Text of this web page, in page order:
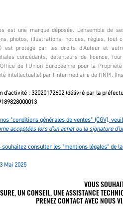
est une marque déposée. L'ensemble de
photos, illustrations, notices, règles, tout
est protégé par les droits d'Auteur et
concédants, détenteurs de licence,
de l'Union Européenne pour la
intellectuelle) par l'intermédiaire de l'INPI​.
d'activité : 32020172602 (délivré par la
"conditions générales de ventes" (CGV),
acceptées lors d'un achat ou la signature
consulter les "mentions légales" de
Mai 2025
VOUS
UN CONSEIL, UNE ASSISTANCE
PRENEZ CONTACT AVEC NOUS
VOUS
UN CONSEIL, UNE ASSISTANCE
PRENEZ CONTACT AVEC NOUS